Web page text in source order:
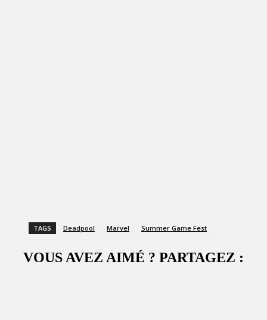
TAGS Deadpool Marvel Summer Game Fest
VOUS AVEZ AIMÉ ? PARTAGEZ :